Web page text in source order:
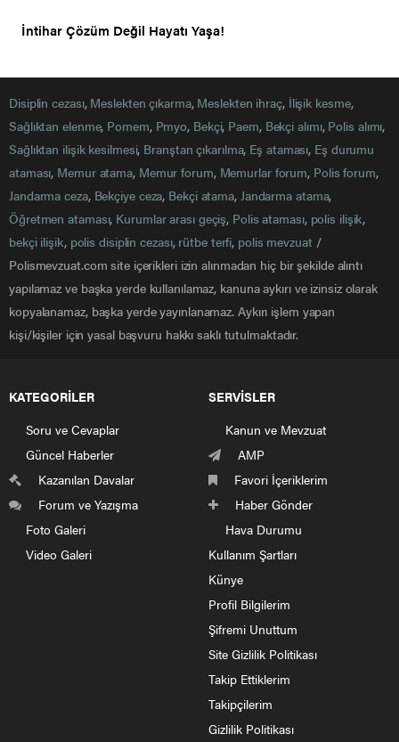
İntihar Çözüm Değil Hayatı Yaşa!
Disiplin cezası, Meslekten çıkarma, Meslekten ihraç, İlişik kesme,
Sağlıktan elenme, Pomem, Pmyo, Bekçi, Paem, Bekçi alımı, Polis alımı,
Sağlıktan ilişik kesilmesi, Branştan çıkarılma, Eş ataması, Eş durumu
ataması, Memur atama, Memur forum, Memurlar forum, Polis forum,
Jandarma ceza, Bekçiye ceza, Bekçi atama, Jandarma atama,
Öğretmen ataması, Kurumlar arası geçiş, Polis ataması, polis ilişik,
bekçi ilişik, polis disiplin cezası, rütbe terfi, polis mevzuat/
Polismevzuat.com site içerikleri izin alınmadan hiç bir şekilde alıntı
yapılamaz ve başka yerde kullanılamaz, kanuna aykırı ve izinsiz olarak
kopyalanamaz, başka yerde yayınlanamaz. Aykırı işlem yapan
kişi/kişiler için yasal başvuru hakkı saklı tutulmaktadır.
KATEGORİLER
Soru ve Cevaplar
Güncel Haberler
Kazanılan Davalar
Forum ve Yazışma
Foto Galeri
Video Galeri
SERVİSLER
Kanun ve Mevzuat
AMP
Favori İçeriklerim
Haber Gönder
Hava Durumu
Kullanım Şartları
Künye
Profil Bilgilerim
Şifremi Unuttum
Site Gizlilik Politikası
Takip Ettiklerim
Takipçilerim
Gizlilik Politikası